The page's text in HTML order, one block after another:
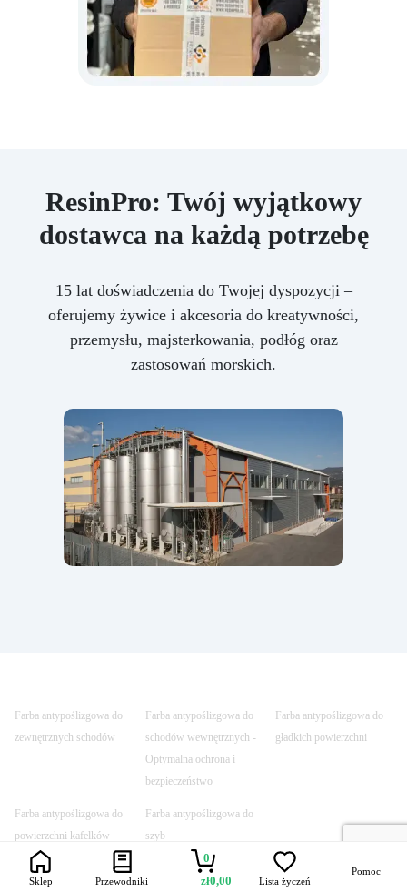
ResinPro: Twój wyjątkowy
dostawca na każdą potrzebę
15 lat doświadczenia do Twojej dyspozycji –
oferujemy żywice i akcesoria do kreatywności,
przemysłu, majsterkowania, podłóg oraz
zastosowań morskich.
Farba antypoślizgowa do
zewnętrznych schodów
Farba antypoślizgowa do
schodów wewnętrznych -
Optymalna ochrona i
bezpieczeństwo
Farba antypoślizgowa do
gładkich powierzchni
Farba antypoślizgowa do
powierzchni kafelków
Farba antypoślizgowa do
szyb
Sklep Przewodniki
0
zł0,00 Lista życzeń
Pomoc